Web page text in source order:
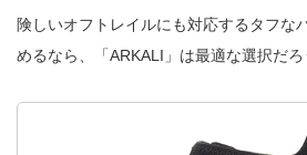
険しいオフトレイルにも対応するタフな
めるなら、「ARKALI」は最適な選択だろ